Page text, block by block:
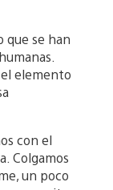
que se han
elemento
con el
Colgamos
un poco